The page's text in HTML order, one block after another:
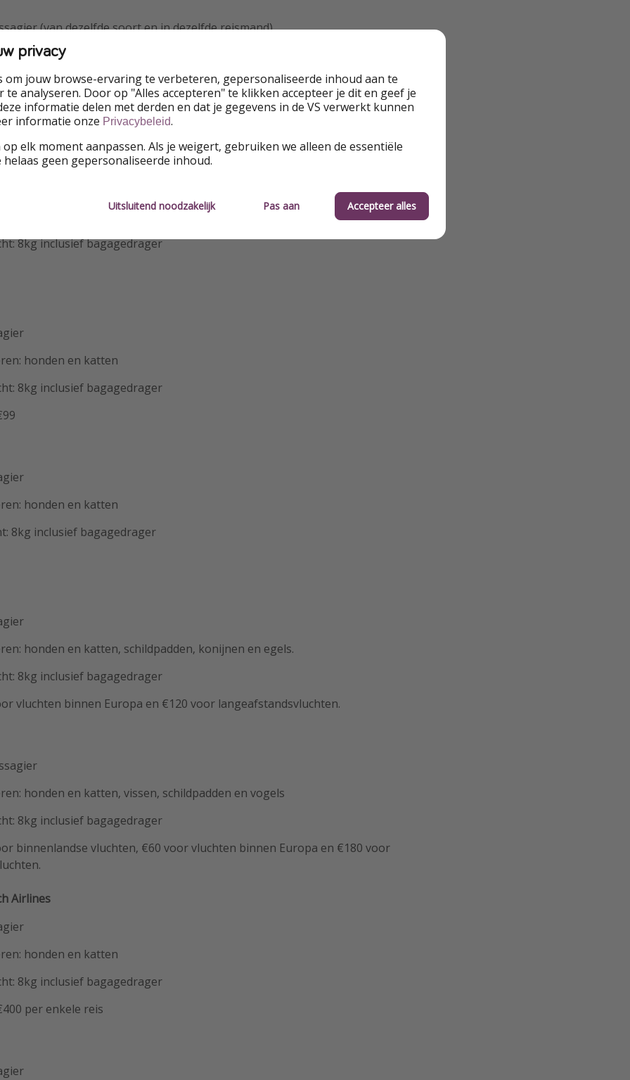
(van dezelfde soort en in dezelfde reismand)
honden en katten, fretten, konijnen en hamsters.
8kg, 10kg inclusief reismand en voer.
voor binnenlandse vluchten, €90 voor vluchten binnen Europa en €210
8kg inclusief bagagedrager
honden en katten
8kg inclusief bagagedrager
honden en katten
8kg inclusief bagagedrager
honden en katten, schildpadden, konijnen en egels.
8kg inclusief bagagedrager
vluchten binnen Europa en €120 voor langeafstandsvluchten.
honden en katten, vissen, schildpadden en vogels
8kg inclusief bagagedrager
binnenlandse vluchten, €60 voor vluchten binnen Europa en €180 voor
Airlines
honden en katten
8kg inclusief bagagedrager
per enkele reis
privacy
om jouw browse-ervaring te verbeteren, gepersonaliseerde inhoud aan te
te analyseren. Door op "Alles accepteren" te klikken accepteer je dit en geef je
informatie delen met derden en dat je gegevens in de VS verwerkt kunnen
informatie onze Privacybeleid.
elk moment aanpassen. Als je weigert, gebruiken we alleen de essentiële
geen gepersonaliseerde inhoud.
Uitsluitend noodzakelijk Pas aan Accepteer alles